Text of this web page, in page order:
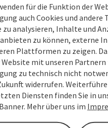
Felder mit*
Vorname
für die Funktion der
auch Cookies und
zu analysieren, Inhalte und
zu können, externe
Plattformen zu zeigen.
mit unseren Partnern
zu technisch nicht
widerrufen.
Diensten finden Sie in
Mehr über uns im